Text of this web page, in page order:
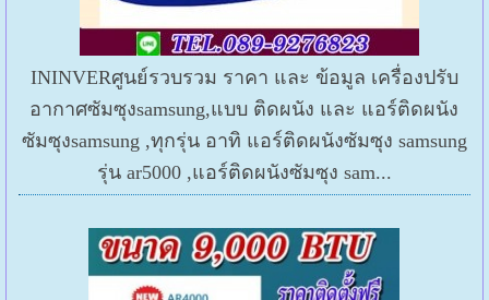
ININVERศูนย์รวบรวม ราคา และ ข้อมูล เครื่องปรับ
อากาศซัมซุงsamsung,แบบ ติดผนัง และ แอร์ติดผนัง
ซัมซุงsamsung ,ทุกรุ่น อาทิ แอร์ติดผนังซัมซุง samsung
รุ่น ar5000 ,แอร์ติดผนังซัมซุง sam...